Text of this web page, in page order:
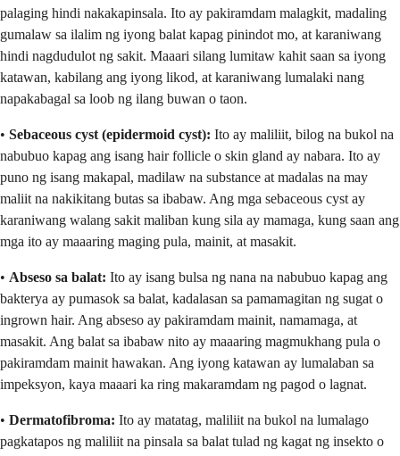
palaging hindi nakakapinsala. Ito ay pakiramdam malagkit, madaling
gumalaw sa ilalim ng iyong balat kapag pinindot mo, at karaniwang
hindi nagdudulot ng sakit. Maaari silang lumitaw kahit saan sa iyong
katawan, kabilang ang iyong likod, at karaniwang lumalaki nang
napakabagal sa loob ng ilang buwan o taon.
• Sebaceous cyst (epidermoid cyst): Ito ay maliliit, bilog na bukol na
nabubuo kapag ang isang hair follicle o skin gland ay nabara. Ito ay
puno ng isang makapal, madilaw na substance at madalas na may
maliit na nakikitang butas sa ibabaw. Ang mga sebaceous cyst ay
karaniwang walang sakit maliban kung sila ay mamaga, kung saan ang
mga ito ay maaaring maging pula, mainit, at masakit.
• Abseso sa balat: Ito ay isang bulsa ng nana na nabubuo kapag ang
bakterya ay pumasok sa balat, kadalasan sa pamamagitan ng sugat o
ingrown hair. Ang abseso ay pakiramdam mainit, namamaga, at
masakit. Ang balat sa ibabaw nito ay maaaring magmukhang pula o
pakiramdam mainit hawakan. Ang iyong katawan ay lumalaban sa
impeksyon, kaya maaari ka ring makaramdam ng pagod o lagnat.
• Dermatofibroma: Ito ay matatag, maliliit na bukol na lumalago
pagkatapos ng maliliit na pinsala sa balat tulad ng kagat ng insekto o